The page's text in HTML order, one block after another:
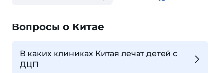
Вопросы о Китае
В каких клиниках Китая лечат детей с
ДЦП